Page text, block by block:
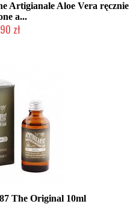
Artigianale Aloe Vera ręcznie
a...
zł
The Original 10ml